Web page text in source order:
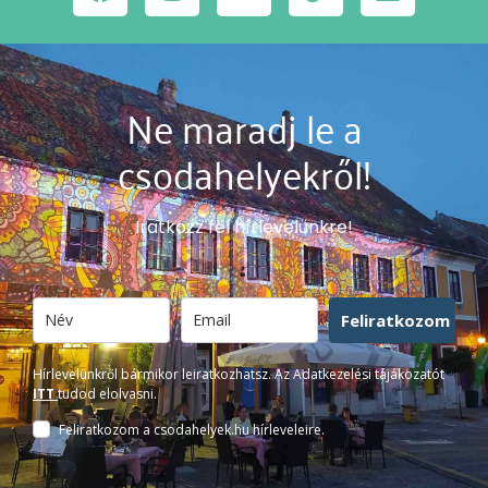
Ne maradj le a
csodahelyekről!
Iratkozz fel hírlevelünkre!
Feliratkozom
Hírlevelünkről bármikor leiratkozhatsz. Az Adatkezelési tájákozatót
ITTtudod elolvasni.
Feliratkozom a csodahelyek.hu hírleveleire.